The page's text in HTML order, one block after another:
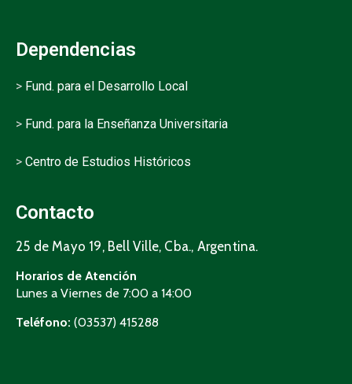
Dependencias
> Fund. para el Desarrollo Local
> Fund. para la Enseñanza Universitaria
> Centro de Estudios Históricos
Contacto
25 de Mayo 19, Bell Ville, Cba., Argentina.
Horarios de Atención
Lunes a Viernes de 7:00 a 14:00
Teléfono: (03537) 415288